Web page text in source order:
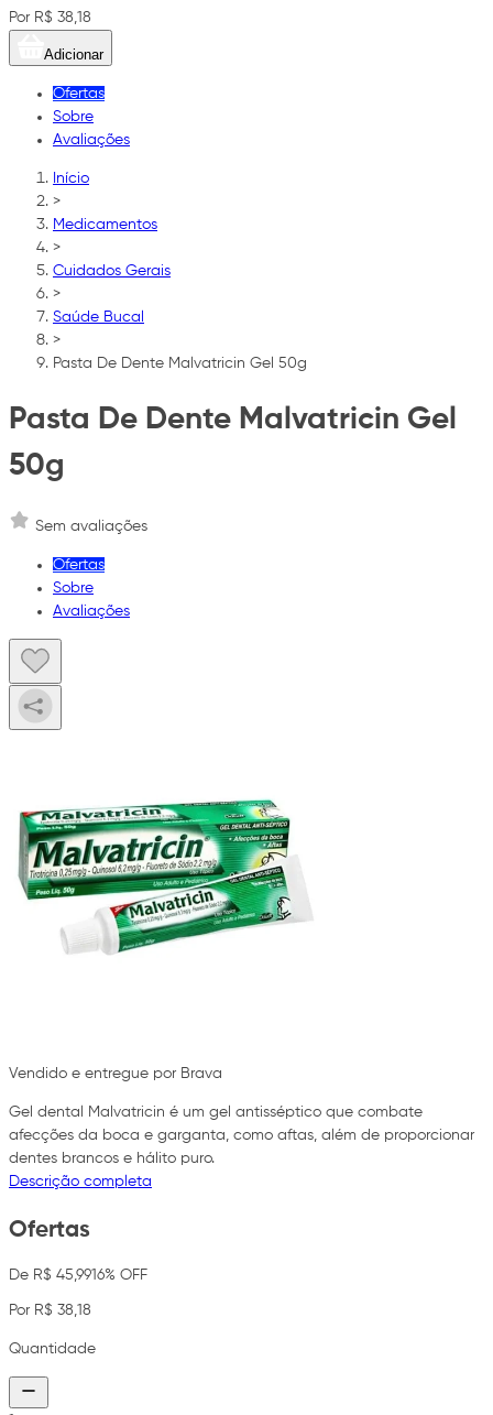
Por R$ 38,18
Adicionar
Ofertas
Sobre
Avaliações
Início
>
Medicamentos
>
Cuidados Gerais
>
Saúde Bucal
>
Pasta De Dente Malvatricin Gel 50g
Pasta De Dente Malvatricin Gel
50g
Sem avaliações
Ofertas
Sobre
Avaliações
Vendido e entregue por Brava
Gel dental Malvatricin é um gel antisséptico que combate
afecções da boca e garganta, como aftas, além de proporcionar
dentes brancos e hálito puro.
Descrição completa
Ofertas
De R$ 45,9916% OFF
Por R$ 38,18
Quantidade